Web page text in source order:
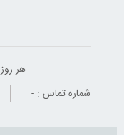
هر روز تمام
شماره تماس : -